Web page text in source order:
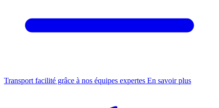
Transport facilité grâce à nos équipes expertes En savoir plus